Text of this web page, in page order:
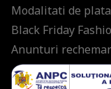
Modalitati de plata
Black Friday
Anunturi